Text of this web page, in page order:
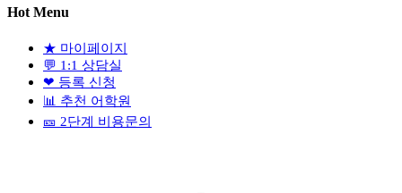
Hot Menu
★ 마이페이지
💬 1:1 상담실
❤ 등록 신청
📊 추천 어학원
🎫 2단계 비용문의